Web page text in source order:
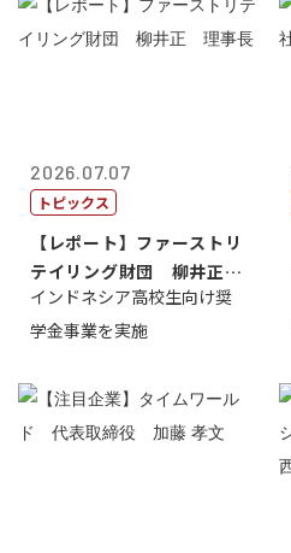
2026.07.07
トピックス
【レポート】ファーストリ
テイリング財団 柳井正
理事長
インドネシア高校生向け奨
学金事業を実施